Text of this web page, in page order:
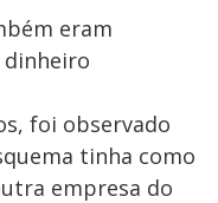
eram
dinheiro
foi observado
tinha como
empresa do